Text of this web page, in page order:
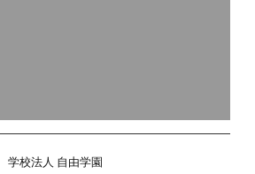
学校法人 自由学園